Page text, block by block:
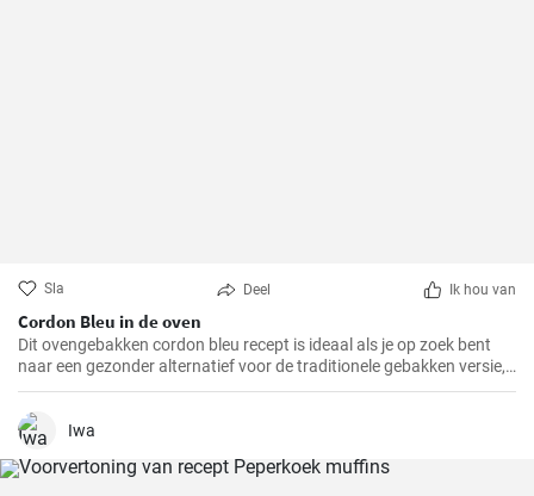
Sla Deel Ik hou van
Cordon Bleu in de oven
Dit ovengebakken cordon bleu recept is ideaal als je op zoek bent
naar een gezonder alternatief voor de traditionele gebakken versie,
maar toch wilt genieten van de heerlijke smaak en textuur van
cordon bleu. Ik heb dit recept op verschillende familiebijeenkomsten
gemaakt en het werd elke keer toegejuicht, en ik weet zeker dat het
Iwa